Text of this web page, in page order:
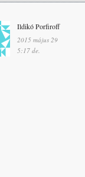
Ildikó Porfiroff
2015 május 29
5:17 de.